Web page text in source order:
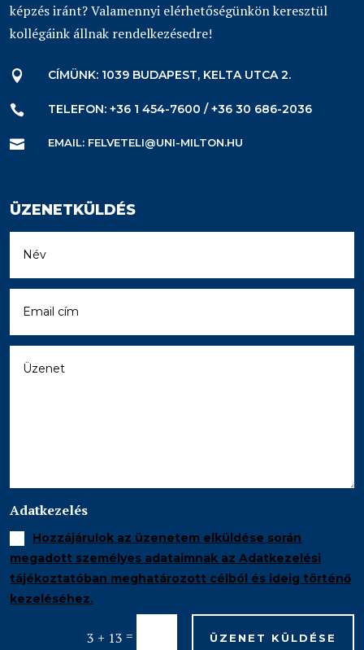
képzés iránt? Valamennyi elérhetőségünkön keresztül
kollégáink állnak rendelkezésedre!
 CÍMÜNK: 1039 BUDAPEST, KELTA UTCA 2.
 TELEFON: +36 1 454-7600 / +36 30 686-2036
 EMAIL: FELVETELI@UNI-MILTON.HU
ÜZENETKÜLDÉS
Adatkezelés
Hozzájárulok az üzenetem elküldése során
megadott személyes adataimnak az Adatkezelési
tájékoztatóban meghatározott célból és ideig történő
kezeléséhez.
3 + 13 = ÜZENET KÜLDÉSE